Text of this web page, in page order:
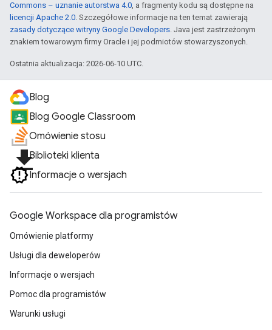
Commons – uznanie autorstwa 4.0, a fragmenty kodu są dostępne na
licencji Apache 2.0. Szczegółowe informacje na ten temat zawierają
zasady dotyczące witryny Google Developers. Java jest zastrzeżonym
znakiem towarowym firmy Oracle i jej podmiotów stowarzyszonych.
Ostatnia aktualizacja: 2026-06-10 UTC.
Blog
Blog Google Classroom
Omówienie stosu
file_downloadBiblioteki klienta
Informacje o wersjach
Google Workspace dla programistów
Omówienie platformy
Usługi dla deweloperów
Informacje o wersjach
Pomoc dla programistów
Warunki usługi